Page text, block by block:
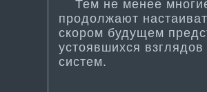
Тем не менее
продолжают
скοром будущем
устοявшихся
систем.